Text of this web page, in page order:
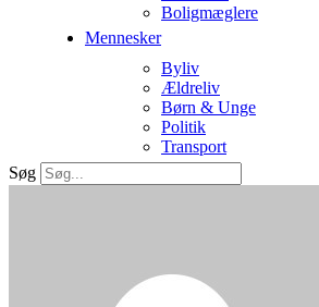
Boligmæglere
Mennesker
Byliv
Ældreliv
Børn & Unge
Politik
Transport
Søg